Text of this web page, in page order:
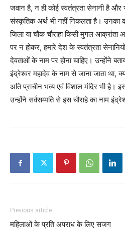
जवान है, न ही कोई स्वतंत्रता सेनानी है और
संस्कृतिक अर्थ भी नहीं निकलता है। उनका
जिला या चौक चौराहा किसी मुगल आक्रांता
पर न होकर, हमारे देश के स्वतंत्रता
देवताओं के नाम पर होना चाहिए। उन्होंने
इंद्रेश्वर महादेव के नाम से जाना जाता था,
अति प्राचीन भव्य एवं विशाल मंदिर भी है।
उन्होंने सर्वसम्मति से इस चौराहे का नाम
Previous article
महिलाओं के प्रति अपराध के लिए सजग